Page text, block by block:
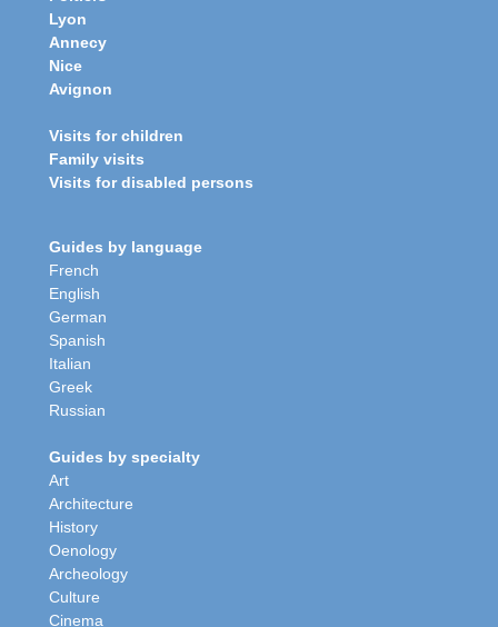
Lyon
Annecy
Nice
Avignon
Visits for children
Family visits
Visits for disabled persons
Guides by language
French
English
German
Spanish
Italian
Greek
Russian
Guides by specialty
Art
Architecture
History
Oenology
Archeology
Culture
Cinema